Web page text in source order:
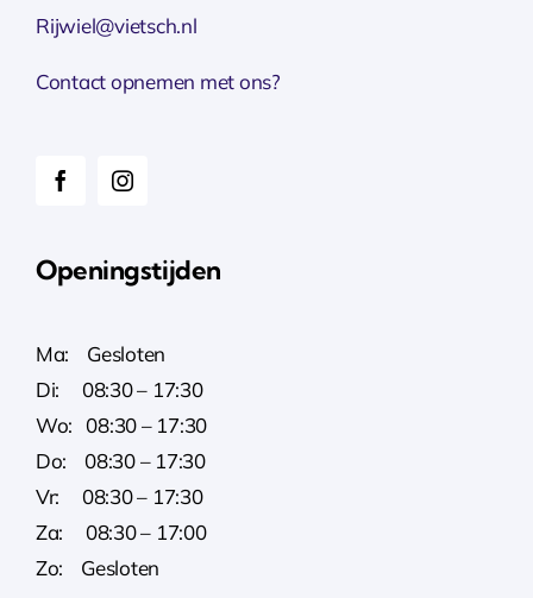
Rijwiel@vietsch.nl
Contact opnemen met ons?
Openingstijden
Ma: Gesloten
Di: 08:30 – 17:30
Wo: 08:30 – 17:30
Do: 08:30 – 17:30
Vr: 08:30 – 17:30
Za: 08:30 – 17:00
Zo: Gesloten